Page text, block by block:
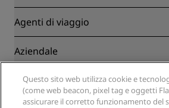
Radisson Rewards
Blog
Destinazioni
APP Radisson Hotels
Hotel Approvati per sport
Agenti di viaggio
Partner
Agenti di viaggio
Aziendale
Radisson Hotel Group
Media
Opportunità di lavoro in RHG
Note legali
Questo sito web utilizza cookie e
(come web beacon, pixel tag e oggetti
assicurare il corretto funzionamento del